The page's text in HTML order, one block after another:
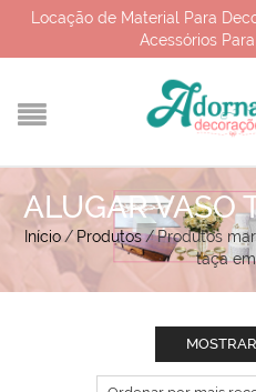
Locação de Material Para
Acessórios
ALUGAR VASO
Início / Produtos/Produtos
taça